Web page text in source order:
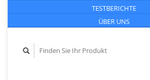
TESTBERICHTE
ÜBER UNS